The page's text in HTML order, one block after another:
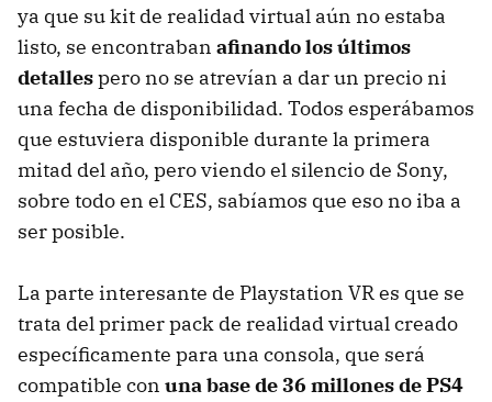
ya que su kit de realidad virtual aún no estaba
listo, se encontraban afinando los últimos
detallespero no se atrevían a dar un precio ni
una fecha de disponibilidad. Todos esperábamos
que estuviera disponible durante la primera
mitad del año, pero viendo el silencio de Sony,
sobre todo en el CES, sabíamos que eso no iba a
ser posible.
La parte interesante de Playstation VR es que se
trata del primer pack de realidad virtual creado
específicamente para una consola, que será
compatible con una base de 36 millones de PS4